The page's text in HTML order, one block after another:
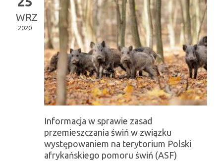
WRZ
2020
Informacja w sprawie zasad
przemieszczania świń w związku
występowaniem na terytorium Polski
afrykańskiego pomoru świń (ASF)